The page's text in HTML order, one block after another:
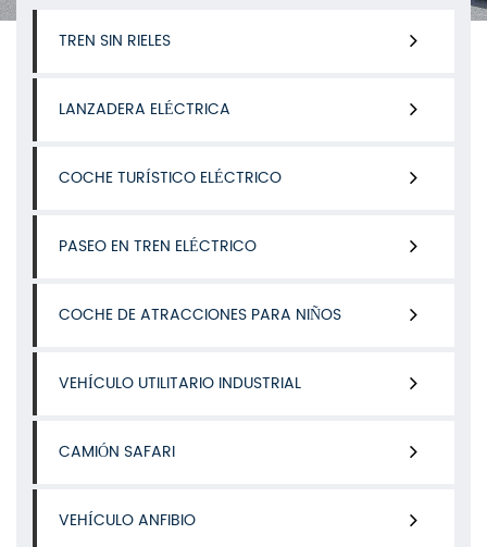
TREN SIN RIELES
LANZADERA ELÉCTRICA
COCHE TURÍSTICO ELÉCTRICO
PASEO EN TREN ELÉCTRICO
COCHE DE ATRACCIONES PARA NIÑOS
VEHÍCULO UTILITARIO INDUSTRIAL
CAMIÓN SAFARI
VEHÍCULO ANFIBIO